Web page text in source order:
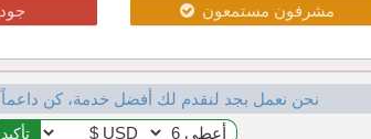
مشرفون مستمعون
نحن نعمل بجد لنقدم لك أفضل خدمة، كن